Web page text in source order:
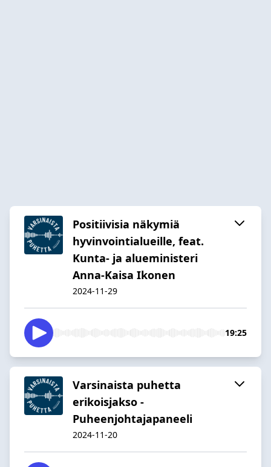
Positiivisia näkymiä
hyvinvointialueille, feat.
Kunta- ja alueministeri
Anna-Kaisa Ikonen
2024-11-29
19:25
Varsinaista puhetta
erikoisjakso -
Puheenjohtajapaneeli
2024-11-20